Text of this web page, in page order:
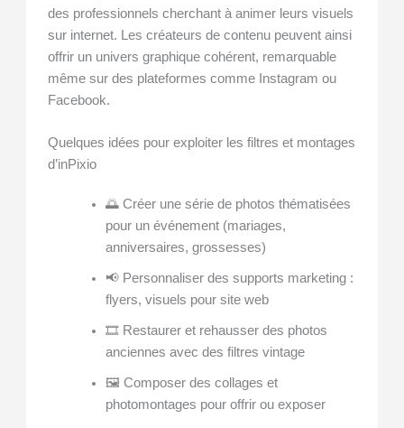
des professionnels cherchant à animer leurs visuels
sur internet. Les créateurs de contenu peuvent ainsi
offrir un univers graphique cohérent, remarquable
même sur des plateformes comme Instagram ou
Facebook.
Quelques idées pour exploiter les filtres et montages
d’inPixio
🌅 Créer une série de photos thématisées
pour un événement (mariages,
anniversaires, grossesses)
📢 Personnaliser des supports marketing :
flyers, visuels pour site web
🎞️ Restaurer et rehausser des photos
anciennes avec des filtres vintage
🖼️ Composer des collages et
photomontages pour offrir ou exposer